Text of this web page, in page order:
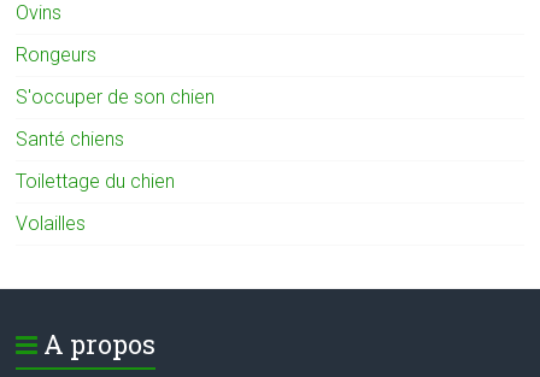
Ovins
Rongeurs
S'occuper de son chien
Santé chiens
Toilettage du chien
Volailles
A propos